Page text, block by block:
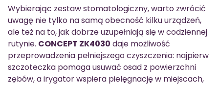
Wybierając zestaw stomatologiczny, warto zwrócić
uwagę nie tylko na samą obecność kilku urządzeń,
ale też na to, jak dobrze uzupełniają się w codziennej
rutynie. CONCEPT ZK4030 daje możliwość
przeprowadzenia pełniejszego czyszczenia: najpierw
szczoteczka pomaga usuwać osad z powierzchni
zębów, a irygator wspiera pielęgnację w miejscach,